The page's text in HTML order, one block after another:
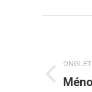
Onglet